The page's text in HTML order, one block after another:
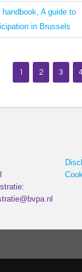
handbook, A guide to
in Brussels
1 2 3